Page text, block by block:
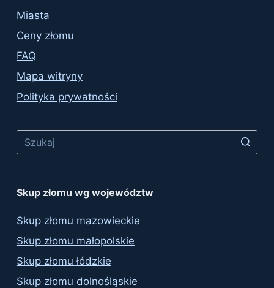
Miasta
Ceny złomu
FAQ
Mapa witryny
Polityka prywatności
Skup złomu wg województw
Skup złomu mazowieckie
Skup złomu małopolskie
Skup złomu łódzkie
Skup złomu dolnośląskie